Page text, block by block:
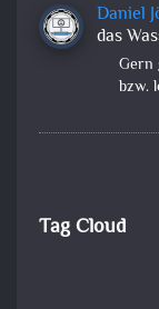
Daniel
das
Gern
bzw.
Tag Cloud